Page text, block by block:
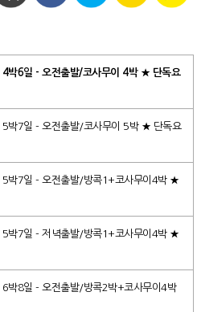
4박6일 - 오전출발/코사무이 4박 ★ 단독요
5박7일 - 오전출발/코사무이 5박 ★ 단독요
5박7일 - 오전출발/방콕1+코사무이4박 ★
5박7일 - 저녁출발/방콕1+코사무이4박 ★
6박8일 - 오전출발/방콕2박+코사무이4박